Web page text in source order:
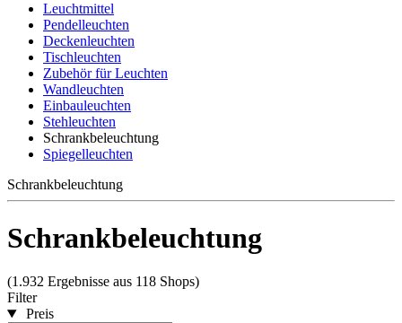
Leuchtmittel
Pendelleuchten
Deckenleuchten
Tischleuchten
Zubehör für Leuchten
Wandleuchten
Einbauleuchten
Stehleuchten
Schrankbeleuchtung
Spiegelleuchten
Schrankbeleuchtung
Schrankbeleuchtung
(1.932 Ergebnisse aus 118 Shops)
Filter
Preis